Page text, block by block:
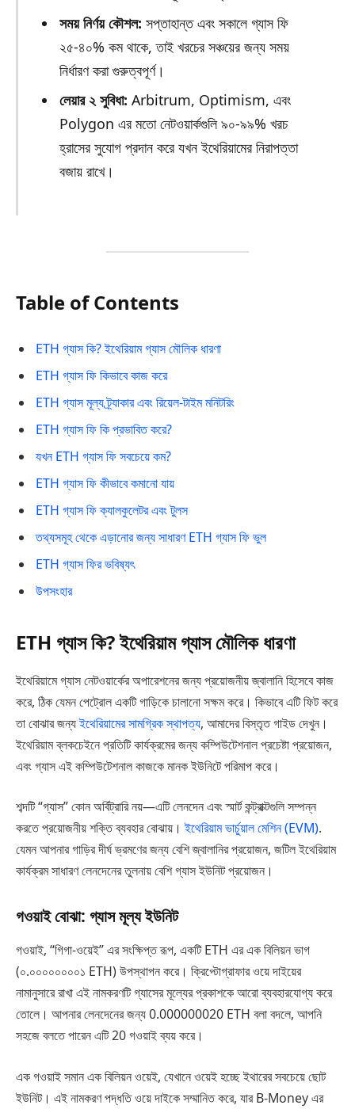
সময় নির্ণয় কৌশল: সপ্তাহান্ত এবং সকালে গ্যাস ফি
২৫-৪০% কম থাকে, তাই খরচের সঞ্চয়ের জন্য সময়
নির্ধারণ করা গুরুত্বপূর্ণ।
লেয়ার ২ সুবিধা: Arbitrum, Optimism, এবং
Polygon এর মতো নেটওয়ার্কগুলি ৯০-৯৯% খরচ
হ্রাসের সুযোগ প্রদান করে যখন ইথেরিয়ামের নিরাপত্তা
বজায় রাখে।
Table of Contents
ETH গ্যাস কি? ইথেরিয়াম গ্যাস মৌলিক ধারণা
ETH গ্যাস ফি কিভাবে কাজ করে
ETH গ্যাস মূল্য ট্র্যাকার এবং রিয়েল-টাইম মনিটরিং
ETH গ্যাস ফি কি প্রভাবিত করে?
যখন ETH গ্যাস ফি সবচেয়ে কম?
ETH গ্যাস ফি কীভাবে কমানো যায়
ETH গ্যাস ফি ক্যালকুলেটর এবং টুলস
তথ্যসমূহ থেকে এড়ানোর জন্য সাধারণ ETH গ্যাস ফি ভুল
ETH গ্যাস ফির ভবিষ্যৎ
উপসংহার
ETH গ্যাস কি? ইথেরিয়াম গ্যাস মৌলিক ধারণা
ইথেরিয়ামে গ্যাস নেটওয়ার্কের অপারেশনের জন্য প্রয়োজনীয় জ্বালানি হিসেবে কাজ
করে, ঠিক যেমন পেট্রোল একটি গাড়িকে চালানো সক্ষম করে। কিভাবে এটি ফিট করে
তা বোঝার জন্যইথেরিয়ামের সামগ্রিক স্থাপত্য, আমাদের বিস্তৃত গাইড দেখুন।
ইথেরিয়াম ব্লকচেইনে প্রতিটি কার্যক্রমের জন্য কম্পিউটেশনাল প্রচেষ্টা প্রয়োজন,
এবং গ্যাস এই কম্পিউটেশনাল কাজকে মানক ইউনিটে পরিমাপ করে।
শব্দটি “গ্যাস” কোন অর্বিট্রারি নয়—এটি লেনদেন এবং স্মার্ট কন্ট্রাক্টগুলি সম্পন্ন
করতে প্রয়োজনীয় শক্তি ব্যবহার বোঝায়।ইথেরিয়াম ভার্চুয়াল মেশিন (EVM).
যেমন আপনার গাড়ির দীর্ঘ ভ্রমণের জন্য বেশি জ্বালানির প্রয়োজন, জটিল ইথেরিয়াম
কার্যক্রম সাধারণ লেনদেনের তুলনায় বেশি গ্যাস ইউনিট প্রয়োজন।
গওয়াই বোঝা: গ্যাস মূল্য ইউনিট
গওয়াই, “গিগা-ওয়েই” এর সংক্ষিপ্ত রূপ, একটি ETH এর এক বিলিয়ন ভাগ
(০.০০০০০০০০১ ETH) উপস্থাপন করে। ক্রিপ্টোগ্রাফার ওয়ে দাইয়ের
নামানুসারে রাখা এই নামকরণটি গ্যাসের মূল্যের প্রকাশকে আরো ব্যবহারযোগ্য করে
তোলে। আপনার লেনদেনের জন্য 0.000000020 ETH বলা বদলে, আপনি
সহজে বলতে পারেন এটি 20 গওয়াই ব্যয় করে।
এক গওয়াই সমান এক বিলিয়ন ওয়েই, যেখানে ওয়েই হচ্ছে ইথারের সবচেয়ে ছোট
ইউনিট। এই নামকরণ পদ্ধতি ওয়ে দাইকে সম্মানিত করে, যার B-Money এর